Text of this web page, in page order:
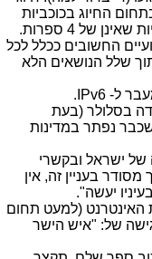
החיוג בכוכביות
של 4 ספרות.
החשובים ככלל לכל
שלל הנושאים הלא
בסלולר (בעת
נפתר במדינות
של ישראל ובקשרי
בעניין זה, אין
יעשה".
האינטרנט (למעט תחום
של: "איש הישר